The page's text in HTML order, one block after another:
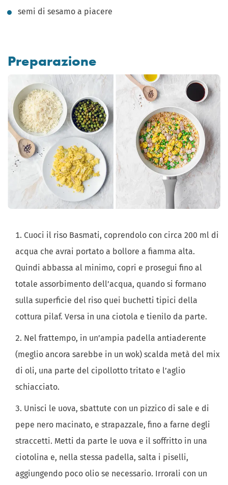
semi di sesamo a piacere
Preparazione
Cuoci il riso Basmati, coprendolo con circa 200 ml di
acqua che avrai portato a bollore a fiamma alta.
Quindi abbassa al minimo, copri e prosegui fino al
totale assorbimento dell’acqua, quando si formano
sulla superficie del riso quei buchetti tipici della
cottura pilaf. Versa in una ciotola e tienilo da parte.
Nel frattempo, in un’ampia padella antiaderente
(meglio ancora sarebbe in un wok) scalda metà del mix
di oli, una parte del cipollotto tritato e l’aglio
schiacciato.
Unisci le uova, sbattute con un pizzico di sale e di
pepe nero macinato, e strapazzale, fino a farne degli
straccetti. Metti da parte le uova e il soffritto in una
ciotolina e, nella stessa padella, salta i piselli,
aggiungendo poco olio se necessario. Irrorali con un